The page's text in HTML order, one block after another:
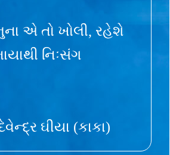
એ તો ખોલી, રહેશે
નિઃસંગ
ઘીયા (કાકા)